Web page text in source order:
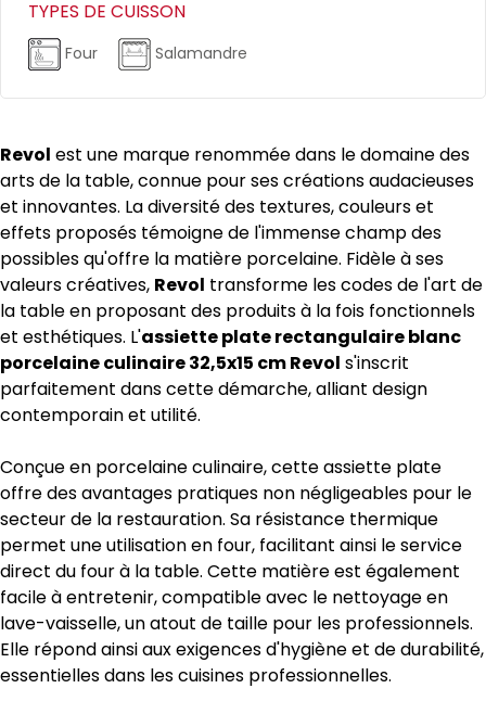
TYPES DE CUISSON
Four Salamandre
Revol est une marque renommée dans le domaine des
arts de la table, connue pour ses créations audacieuses
et innovantes. La diversité des textures, couleurs et
effets proposés témoigne de l'immense champ des
possibles qu'offre la matière porcelaine. Fidèle à ses
valeurs créatives, Revol transforme les codes de l'art de
la table en proposant des produits à la fois fonctionnels
et esthétiques. L'assiette plate rectangulaire blanc
porcelaine culinaire 32,5x15 cm Revol s'inscrit
parfaitement dans cette démarche, alliant design
contemporain et utilité.
Conçue en porcelaine culinaire, cette assiette plate
offre des avantages pratiques non négligeables pour le
secteur de la restauration. Sa résistance thermique
permet une utilisation en four, facilitant ainsi le service
direct du four à la table. Cette matière est également
facile à entretenir, compatible avec le nettoyage en
lave-vaisselle, un atout de taille pour les professionnels.
Elle répond ainsi aux exigences d'hygiène et de durabilité,
essentielles dans les cuisines professionnelles.